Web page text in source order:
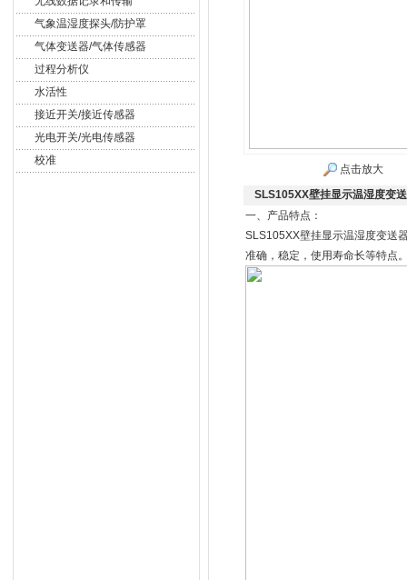
气象温湿度探头/防护罩
气体变送器/气体传感器
过程分析仪
水活性
接近开关/接近传感器
光电开关/光电传感器
校准
点击放大
SLS105XX壁挂显示温湿度变
一、产品特点：
SLS105XX壁挂显示温湿度变送
准确，稳定，使用寿命长等特点